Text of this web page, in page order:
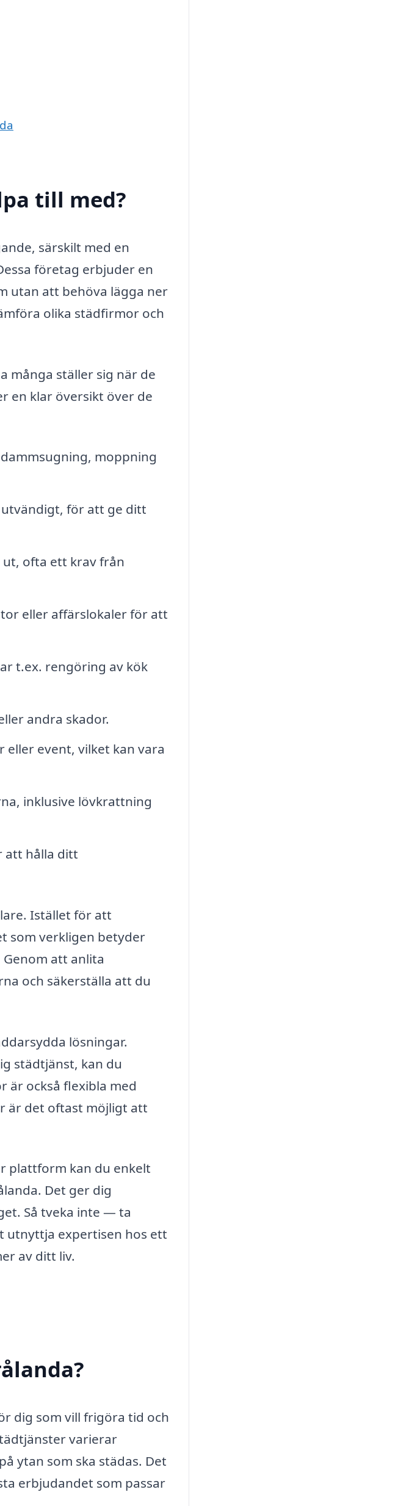
till med?
särskilt med en
företag erbjuder en
utan att behöva lägga ner
olika städfirmor och
många ställer sig när de
en klar översikt över de
moppning
för att ge ditt
ofta ett krav från
eller affärslokaler för att
t.ex. rengöring av kök
andra skador.
event, vilket kan vara
inklusive lövkrattning
att hålla ditt
Istället för att
som verkligen betyder
att anlita
och säkerställa att du
lösningar.
städtjänst, kan du
är också flexibla med
är det oftast möjligt att
plattform kan du enkelt
Det ger dig
Så tveka inte — ta
utnyttja expertisen hos ett
av ditt liv.
dig som vill frigöra tid och
varierar
ytan som ska städas. Det
erbjudandet som passar